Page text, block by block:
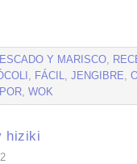
Y MARISCO,
, FÁCIL, JENGIBRE,
, WOK
hiziki